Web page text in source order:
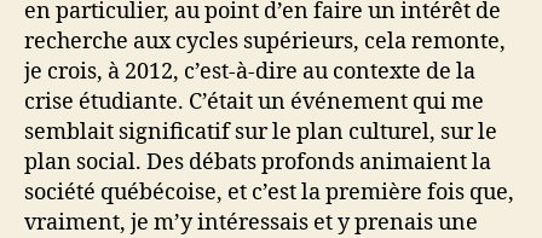
en particulier, au point d’en faire un intérêt de
recherche aux cycles supérieurs, cela remonte,
je crois, à 2012, c’est-à-dire au contexte de la
crise étudiante. C’était un événement qui me
semblait significatif sur le plan culturel, sur le
plan social. Des débats profonds animaient la
société québécoise, et c’est la première fois que,
vraiment, je m’y intéressais et y prenais une